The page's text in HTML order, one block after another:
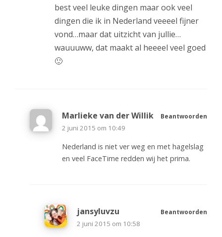
best veel leuke dingen maar ook veel
dingen die ik in Nederland veeeel fijner
vond…maar dat uitzicht van jullie…
wauuuww, dat maakt al heeeel veel goed
🙂
Marlieke van der Willik
2 juni 2015 om 10:49
Nederland is niet ver weg en met hagelslag
en veel FaceTime redden wij het prima.
Beantwoorden
jansyluvzu
2 juni 2015 om 10:58
Beantwoorden